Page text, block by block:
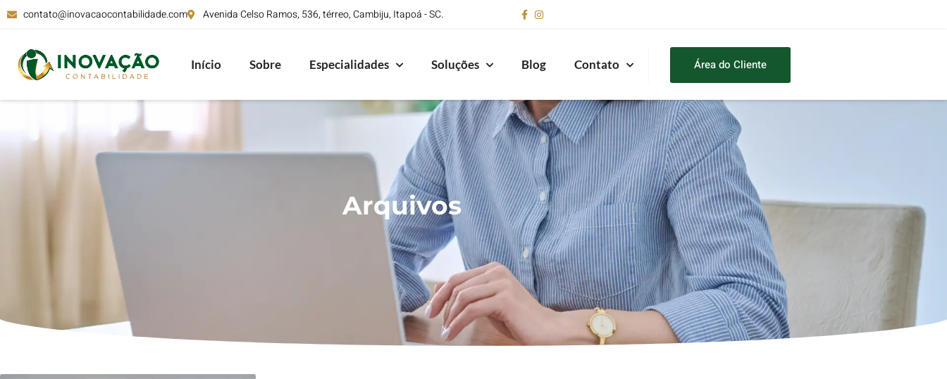
contato@inovacaocontabilidade.com Avenida Celso Ramos, 536, térreo, Cambiju, Itapoá - SC.
Início Sobre Especialidades Soluções Blog Contato Área do Cliente
Arquivos